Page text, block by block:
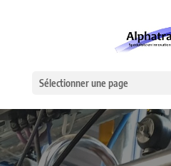
Sélectionner une page